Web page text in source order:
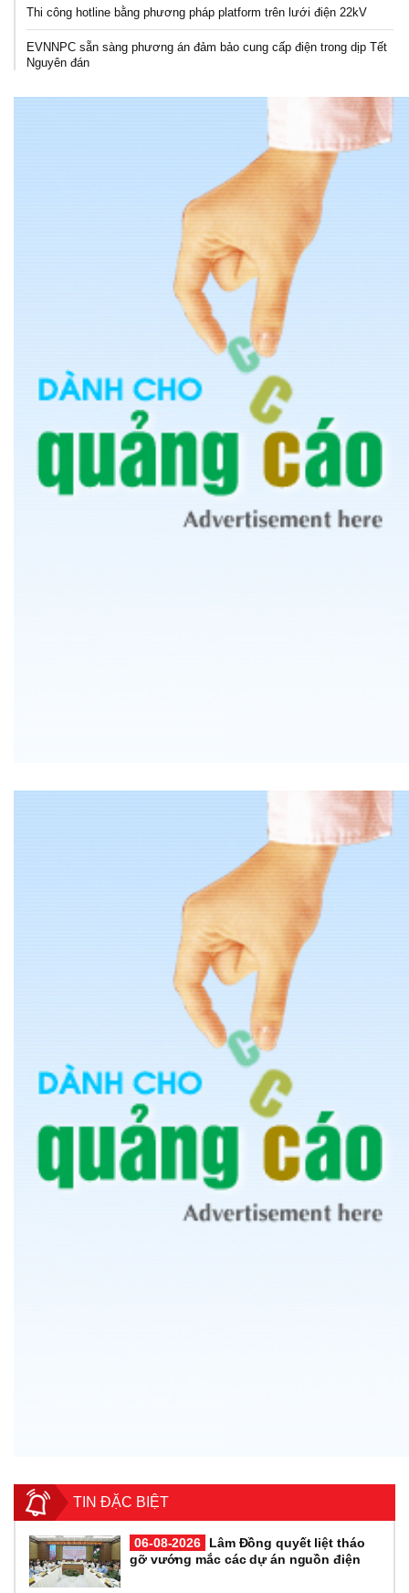
Thi công hotline bằng phương pháp platform trên lưới điện 22kV
EVNNPC sẵn sàng phương án đảm bảo cung cấp điện trong dịp Tết
Nguyên đán
TIN ĐẶC BIỆT
06-08-2026
Lâm Đồng quyết liệt tháo
gỡ vướng mắc các dự án nguồn điện